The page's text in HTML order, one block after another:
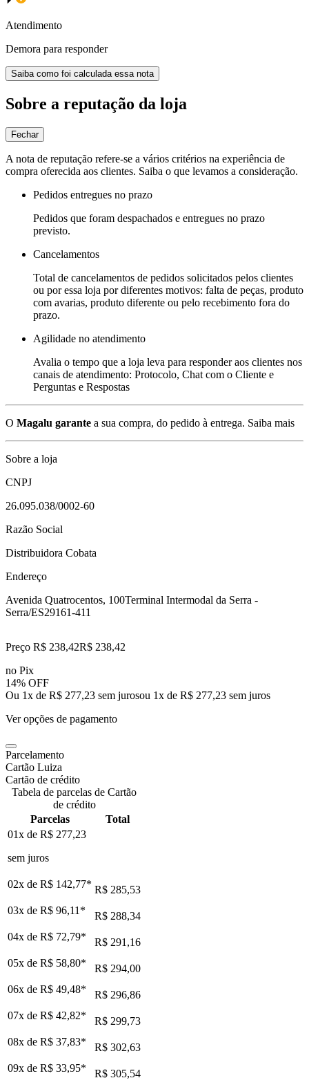
Atendimento
Demora para responder
Saiba como foi calculada essa nota
Sobre a reputação da loja
Fechar
A nota de reputação refere-se a vários critérios na experiência de
compra oferecida aos clientes. Saiba o que levamos a consideração.
Pedidos entregues no prazo
Pedidos que foram despachados e entregues no prazo
previsto.
Cancelamentos
Total de cancelamentos de pedidos solicitados pelos clientes
ou por essa loja por diferentes motivos: falta de peças, produto
com avarias, produto diferente ou pelo recebimento fora do
prazo.
Agilidade no atendimento
Avalia o tempo que a loja leva para responder aos clientes nos
canais de atendimento: Protocolo, Chat com o Cliente e
Perguntas e Respostas
O Magalu garante a sua compra, do pedido à entrega. Saiba mais
Sobre a loja
CNPJ
26.095.038/0002-60
Razão Social
Distribuidora Cobata
Endereço
Avenida Quatrocentos, 100Terminal Intermodal da Serra -
Serra/ES29161-411
Preço R$ 238,42R$ 238,42
no Pix
14% OFF
Ou 1x de R$ 277,23 sem jurosou 1x de R$ 277,23 sem juros
Ver opções de pagamento
Parcelamento
Cartão Luiza
Cartão de crédito
Tabela de parcelas de Cartão
de crédito
Parcelas
Total
01x de R$ 277,23
sem juros
02x de R$ 142,77* R$ 285,53
03x de R$ 96,11 *
R$ 288,34
04x de R$ 72,79*
R$ 291,16
05x de R$ 58,80*
R$ 294,00
06x de R$ 49,48*
R$ 296,86
07x de R$ 42,82*
R$ 299,73
08x de R$ 37,83*
R$ 302,63
09x de R$ 33,95*
R$ 305,54